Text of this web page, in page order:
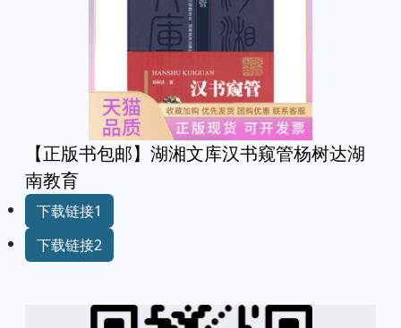
【正版书包邮】湖湘文库汉书窥管杨树达湖
南教育
下载链接1
下载链接2